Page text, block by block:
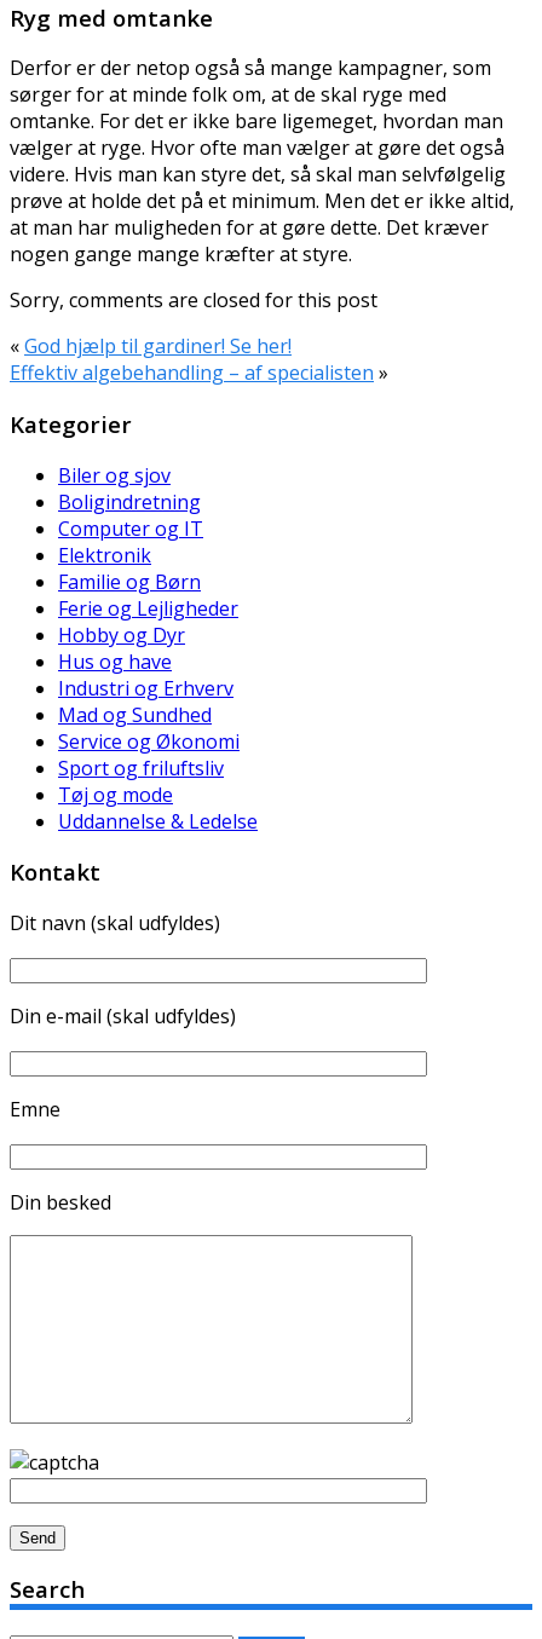
Ryg med omtanke
Derfor er der netop også så mange kampagner, som
sørger for at minde folk om, at de skal ryge med
omtanke. For det er ikke bare ligemeget, hvordan man
vælger at ryge. Hvor ofte man vælger at gøre det også
videre. Hvis man kan styre det, så skal man selvfølgelig
prøve at holde det på et minimum. Men det er ikke altid,
at man har muligheden for at gøre dette. Det kræver
nogen gange mange kræfter at styre.
Sorry, comments are closed for this post
«God hjælp til gardiner! Se her!
Effektiv algebehandling – af specialisten »
Kategorier
Biler og sjov
Boligindretning
Computer og IT
Elektronik
Familie og Børn
Ferie og Lejligheder
Hobby og Dyr
Hus og have
Industri og Erhverv
Mad og Sundhed
Service og Økonomi
Sport og friluftsliv
Tøj og mode
Uddannelse & Ledelse
Kontakt
Dit navn (skal udfyldes)
Din e-mail (skal udfyldes)
Emne
Din besked
Search